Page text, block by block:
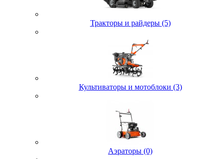
Тракторы и райдеры (5)
Культиваторы и мотоблоки (3)
Аэраторы (0)